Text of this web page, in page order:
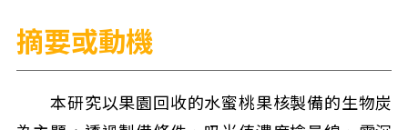
摘要或動機
本研究以果園回收的水蜜桃果核製備的生物炭